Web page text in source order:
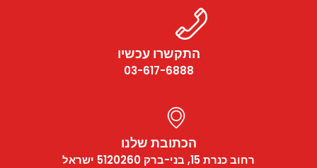
התקשרו עכשיו
03-617-6888
הכתובת שלנו
רחוב כנרת 15, בני-ברק 5120260 ישראל